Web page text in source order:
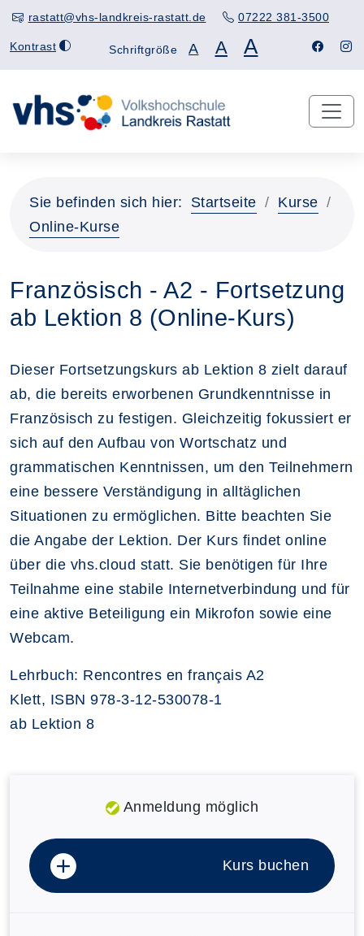
rastatt@vhs-landkreis-rastatt.de 07222 381-3500
Kontrast Schriftgröße A A A
Sie befinden sich hier: Startseite
Kurse
Online-Kurse
Französisch - A2 - Fortsetzung
ab Lektion 8 (Online-Kurs)
Dieser Fortsetzungskurs ab Lektion 8 zielt darauf
ab, die bereits erworbenen Grundkenntnisse in
Französisch zu festigen. Gleichzeitig fokussiert er
sich auf den Aufbau von Wortschatz und
grammatischen Kenntnissen, um den Teilnehmern
eine bessere Verständigung in alltäglichen
Situationen zu ermöglichen. Bitte beachten Sie
die Angabe der Lektion. Der Kurs findet online
über die vhs.cloud statt. Sie benötigen für Ihre
Teilnahme eine stabile Internetverbindung und für
eine aktive Beteiligung ein Mikrofon sowie eine
Webcam.
Lehrbuch: Rencontres en français A2
Klett, ISBN 978-3-12-530078-1
ab Lektion 8
Anmeldung möglich
Kurs buchen